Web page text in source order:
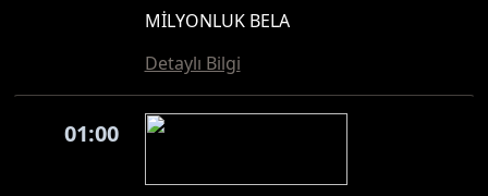
MİLYONLUK BELA
Detaylı Bilgi
01:00